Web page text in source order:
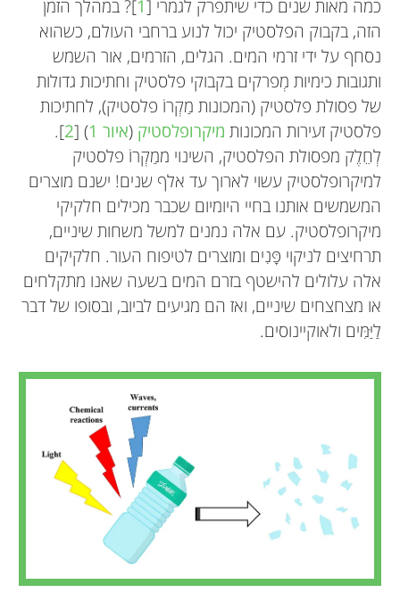
כמה מאות שנים כדי שיתפרק לגמרי [1]? במהלך הזמן
הזה, בקבוק הפלסטיק יכול לנוע ברחבי העולם, כשהוא
נסחף על ידי זרמי המים. הגלים, הזרמים, אור השמש
ותגובות כימיות מְפרקים בקבוקי פלסטיק וחתיכות גדולות
של פסולת פלסטיק (המכונות מַקְרוֹ פלסטיק), לחתיכות
פלסטיק זעירות המכונות מיקרופלסטיק (איור 1 ) [
2
].
לְחֵלֶק מפסולת הפלסטיק, השינוי ממַקְרוֹ פלסטיק
למיקרופלסטיק עשוי לארוך עד אלף שנים! ישנם מוצרים
המשמשים אותנו בחיי היומיום שכבר מכילים חלקיקי
מיקרופלסטיק. עם אלה נמנים למשל משחות שיניים,
תרחיצים לניקוי פָּנִים ומוצרים לטיפוח העור. חלקיקים
אלה עלולים להישטף בזרם המים בשעה שאנו מתקלחים
או מצחצחים שיניים, ואז הם מגיעים לביוב, ובסופו של דבר
לַיַּמִּים ולאוקיינוסים.